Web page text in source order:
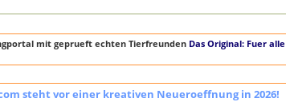
mit geprueft echten Tierfreunden Das Original: Fuer
steht vor einer kreativen Neueroeffnung in 2026!